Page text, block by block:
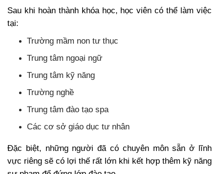
Sau khi hoàn thành khóa học, học viên có thể làm việc
tại:
Trường mầm non tư thục
Trung tâm ngoại ngữ
Trung tâm kỹ năng
Trường nghề
Trung tâm đào tạo spa
Các cơ sở giáo dục tư nhân
Đặc biệt, những người đã có chuyên môn sẵn ở lĩnh
vực riêng sẽ có lợi thế rất lớn khi kết hợp thêm kỹ năng